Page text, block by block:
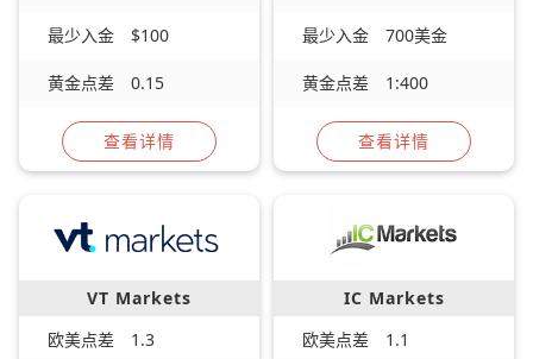
最少入金 $100
黄金点差 0.15
查看详情
最少入金 700美金
黄金点差 1:400
查看详情
VT Markets
欧美点差
1.3
IC Markets
欧美点差
1.1